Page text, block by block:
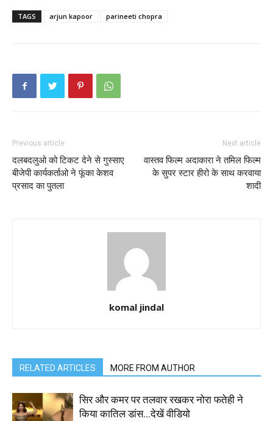
TAGS arjun kapoor parineeti chopra
Previous article
दलबदलुओ को टिकट देने से गुस्साए
बीजेपी कार्यकर्ताओ ने फूंका केशव
प्रसाद का पुतला
Next article
वास्तव फिल्म अदाकारा ने तमिल फिल्म
के सुपर स्टार हीरो के साथ करवाया
शादी
komal jindal
RELATED ARTICLES MORE FROM AUTHOR
सिर और कमर पर तलवार रखकर नोरा फतेही ने
किया कातिल डांस…देखें वीडियो